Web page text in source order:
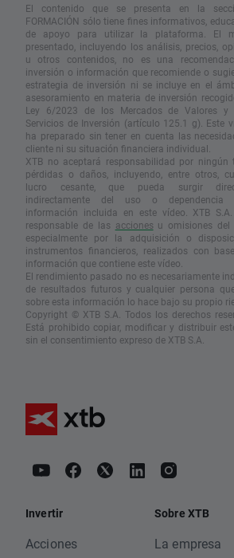
El contenido que se presenta en la
FORMACIÓN sólo tiene fines informativos,
de apoyo para utilizar la plataforma. El
presentado, incluyendo los análisis, precios,
u otros contenidos, no es una
inversión o información que recomiende o
estrategia de inversión ni se incluye en el
asesoramiento en materia de inversión
Ley 6/2023 de los Mercados de Valores y
Servicios de Inversión (artículo 125.1 g). Este
ha preparado sin tener en cuenta las
cliente ni su situación financiera individual.
XTB no aceptará responsabilidad por ningún
pérdidas o daños, incluyendo, entre otros,
lucro cesante, que pueda surgir
indirectamente del uso o
información incluida en este vídeo. XTB
responsable de las acciones u omisiones del
especialmente por la adquisición o
instrumentos financieros, realizados con
información que contiene este vídeo.
El rendimiento pasado no es necesariamente
de resultados futuros y cualquier persona
sobre esta información lo hace bajo su propio
Copyright © XTB S.A. Todos los derechos
Está prohibido copiar, modificar y distribuir
sin el consentimiento expreso de XTB S.A.
Invertir
Acciones
Sobre XTB
La empresa